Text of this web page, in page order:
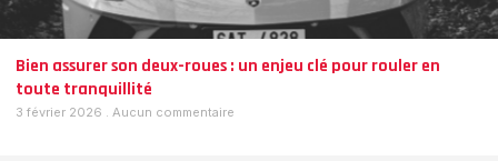
Bien assurer son deux-roues : un enjeu clé pour rouler en
toute tranquillité
3 février 2026 Aucun commentaire